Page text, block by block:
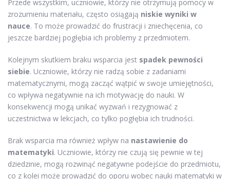
Przede wszystkim, uczniowie, którzy nie otrzymują pomocy w
zrozumieniu materiału, często osiągają niskie wyniki w
nauce. To może prowadzić do frustracji i zniechęcenia, co
jeszcze bardziej pogłębia ich problemy z przedmiotem.
Kolejnym skutkiem braku wsparcia jest spadek pewności
siebie. Uczniowie, którzy nie radzą sobie z zadaniami
matematycznymi, mogą zacząć wątpić w swoje umiejętności,
co wpływa negatywnie na ich motywację do nauki. W
konsekwencji mogą unikać wyzwań i rezygnować z
uczestnictwa w lekcjach, co tylko pogłębia ich trudności.
Brak wsparcia ma również wpływ na nastawienie do
matematyki. Uczniowie, którzy nie czują się pewnie w tej
dziedzinie, mogą rozwinąć negatywne podejście do przedmiotu,
co z kolei może prowadzić do oporu wobec nauki matematyki w